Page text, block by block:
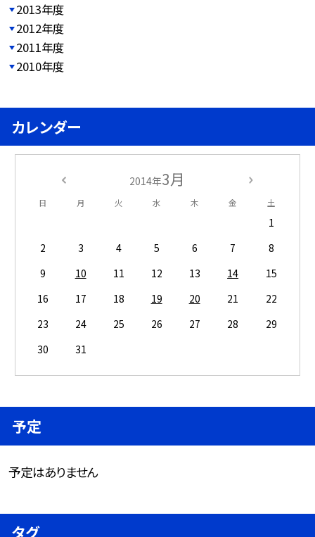
2013年度
2012年度
2011年度
2010年度
カレンダー
2014年3月
日 月 火 水 木 金 土
1
2
3 4 5 6 7
8
9
10 11 12 13 14
15
16
17 18 19 20 21
22
23
24 25 26 27 28
29
30
31
予定
予定はありません
タグ